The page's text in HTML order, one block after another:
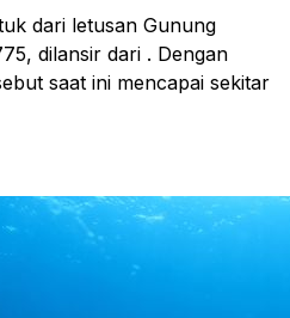
dari letusan Gunung
dilansir dari . Dengan
saat ini mencapai sekitar